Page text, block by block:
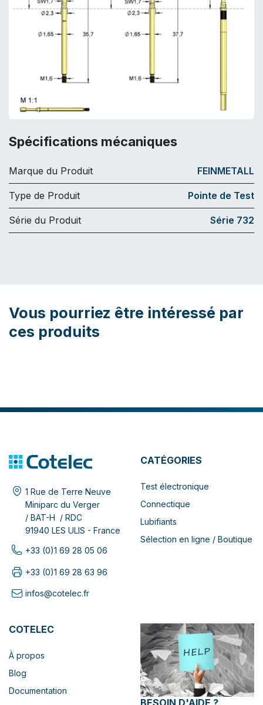
Spécifications mécaniques
Marque du Produit FEINMETALL
Type de Produit Pointe de Test
Série du Produit Série 732
Vous pourriez être intéressé par
ces produits
1 Rue de Terre Neuve
Miniparc du Verger
/ BAT-H / RDC
91940 LES ULIS - France
+33 (0)1 69 28 05 06
+33 (0)1 69 28 63 96
infos@cotelec.fr
CATÉGORIES
Test électronique
Connectique
Lubifiants
Sélection en ligne / Boutique
COTELEC
À propos
Blog
Documentation
BESOIN D'AIDE ?